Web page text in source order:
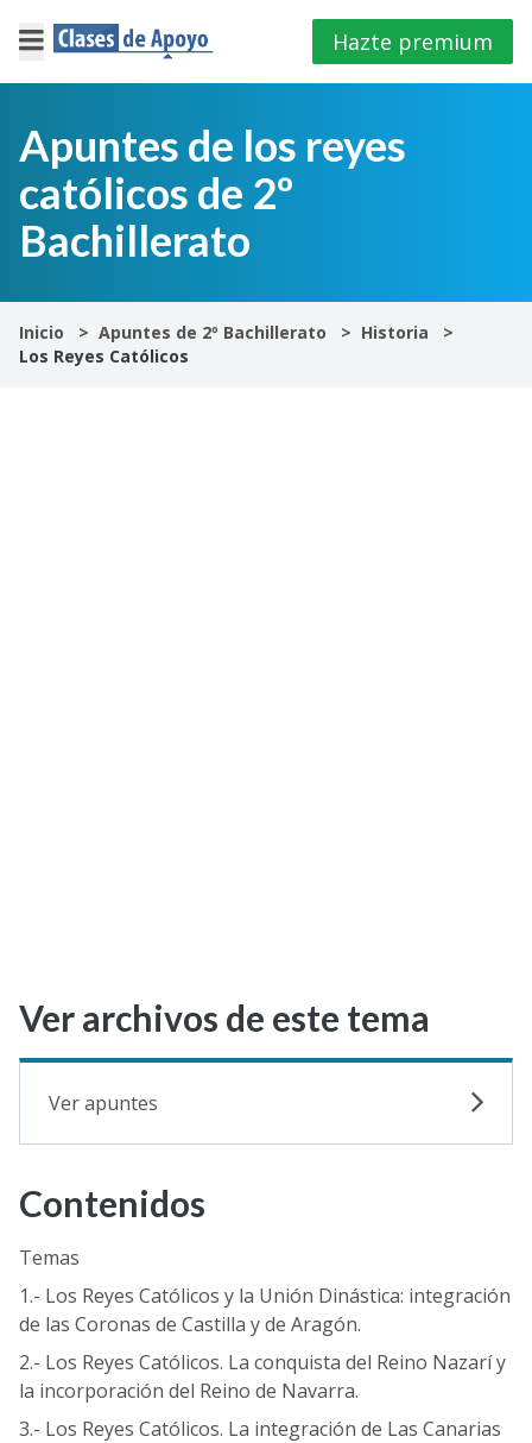
×
Iniciar
sesión
E.S.O
Hazte premium
Apuntes de los reyes
católicos de 2º
Bachillerato
Inicio Apuntes de 2º Bachillerato
Historia
Los Reyes Católicos
Ver archivos de este tema
Ver apuntes
Contenidos
Temas
1.- Los Reyes Católicos y la Unión Dinástica: integración
de las Coronas de Castilla y de Aragón.
2.- Los Reyes Católicos. La conquista del Reino Nazarí y
la incorporación del Reino de Navarra.
3.- Los Reyes Católicos. La integración de Las Canarias